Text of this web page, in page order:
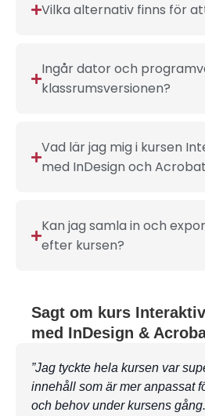
Sagt om kurs
med InDesign &
”Jag tyckte hela kursen var
innehåll som är mer anpassat
och behov under kursens
Vilka alternativ finns för
Ingår dator och
klassrumsversionen?
Vad lär jag mig i kursen
med InDesign och
Kan jag samla in och
efter kursen?